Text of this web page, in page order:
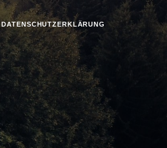
DATENSCHUTZ­ERKLÄRUNG